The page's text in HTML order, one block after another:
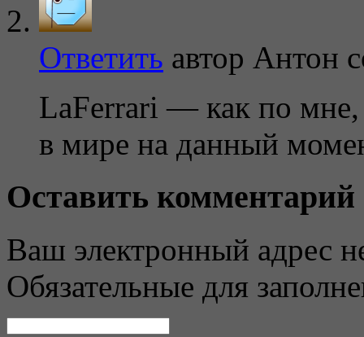
Ответить автор Антон
LaFerrari — как по мне,
в мире на данный
Оставить комментарий
Ваш электронный адрес
Обязательные для